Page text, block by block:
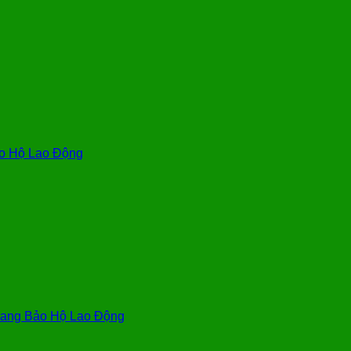
Hộ Lao Động
Bảo Hộ Lao Động